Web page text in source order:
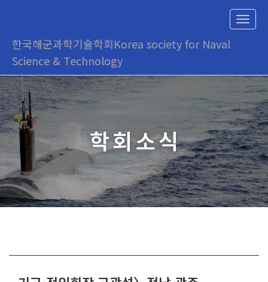
T
o
e
n
a
v
i
g
a
t
i
o
n
한국해군과학기술학회Korea society for Naval
Science & Technology
학회소식